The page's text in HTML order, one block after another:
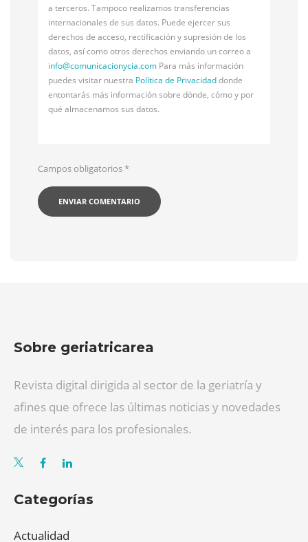
a terceros. Tampoco realizamos transferencias
internacionales de sus datos. Puede ejercer sus
derechos de acceso, rectificación y supresión de los
datos, así como otros derechos enviando un correo a
info@comunicacionycia.com Para más información
puedes visitar nuestra Política de Privacidaddonde
entontarás más información sobre dónde, cómo y por
qué almacenamos sus datos.
Campos obligatorios*
Sobre geriatricarea
Revista digital dirigida al sector de la geriatría y
afines que ofrece las últimas noticias y novedades
de interés para los profesionales.
Categorías
Actualidad